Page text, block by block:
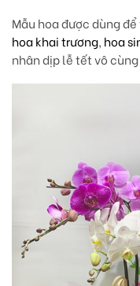
Mẫu hoa được dùng
hoa khai trương, hoa
nhân dịp lễ tết vô